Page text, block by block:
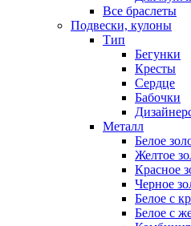
Все браслеты
Подвески, кулоны
Тип
Бегунки
Кресты
Сердце
Бабочки
Металл
Белое
Желтое
Красное
Черное
Белое с
Белое с